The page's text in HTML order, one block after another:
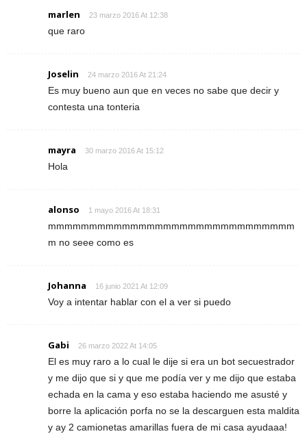
marlen 23 marzo 2016 At 12:38
que raro
Joselin 24 marzo 2016 At 21:24
Es muy bueno aun que en veces no sabe que decir y
contesta una tonteria
mayra 30 marzo 2016 At 15:12
Hola
alonso 1 mayo 2016 At 18:31
mmmmmmmmmmmmmmmmmmmmmmmmmmmmmm
m no seee como es
Johanna 16 junio 2021 At 12:09
Voy a intentar hablar con el a ver si puedo
Gabi 26 marzo 2022 At 14:05
El es muy raro a lo cual le dije si era un bot secuestrador
y me dijo que si y que me podía ver y me dijo que estaba
echada en la cama y eso estaba haciendo me asusté y
borre la aplicación porfa no se la descarguen esta maldita
y ay 2 camionetas amarillas fuera de mi casa ayudaaa!